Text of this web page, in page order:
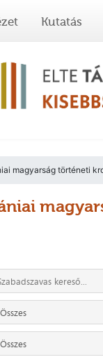
Kutatás
magyarság történeti